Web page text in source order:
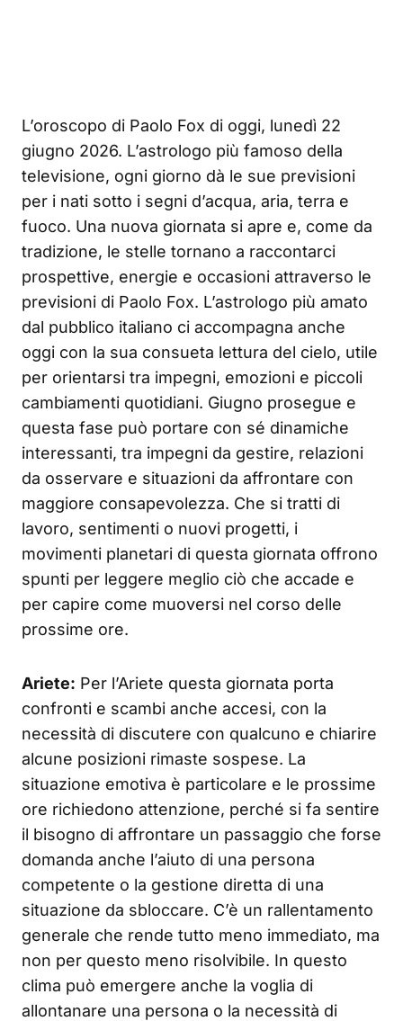
L’oroscopo di Paolo Fox di oggi, lunedì 22
giugno 2026. L’astrologo più famoso della
televisione, ogni giorno dà le sue previsioni
per i nati sotto i segni d’acqua, aria, terra e
fuoco. Una nuova giornata si apre e, come da
tradizione, le stelle tornano a raccontarci
prospettive, energie e occasioni attraverso le
previsioni di Paolo Fox. L’astrologo più amato
dal pubblico italiano ci accompagna anche
oggi con la sua consueta lettura del cielo, utile
per orientarsi tra impegni, emozioni e piccoli
cambiamenti quotidiani. Giugno prosegue e
questa fase può portare con sé dinamiche
interessanti, tra impegni da gestire, relazioni
da osservare e situazioni da affrontare con
maggiore consapevolezza. Che si tratti di
lavoro, sentimenti o nuovi progetti, i
movimenti planetari di questa giornata offrono
spunti per leggere meglio ciò che accade e
per capire come muoversi nel corso delle
prossime ore.
Ariete: Per l’Ariete questa giornata porta
confronti e scambi anche accesi, con la
necessità di discutere con qualcuno e chiarire
alcune posizioni rimaste sospese. La
situazione emotiva è particolare e le prossime
ore richiedono attenzione, perché si fa sentire
il bisogno di affrontare un passaggio che forse
domanda anche l’aiuto di una persona
competente o la gestione diretta di una
situazione da sbloccare. C’è un rallentamento
generale che rende tutto meno immediato, ma
non per questo meno risolvibile. In questo
clima può emergere anche la voglia di
allontanare una persona o la necessità di